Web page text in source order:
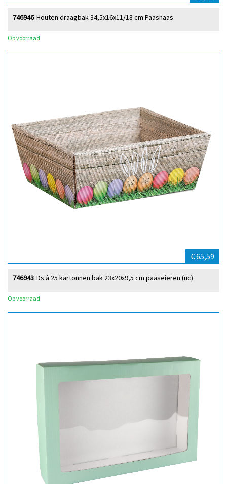
Houten draagbak 34,5x16x11/18 cm Paashaas
746946
Op voorraad
€ 65,59
Ds à 25 kartonnen bak 23x20x9,5 cm paaseieren (uc)
746943
Op voorraad